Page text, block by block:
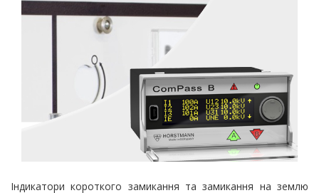
Індикатори короткого замикання та замикання на землю